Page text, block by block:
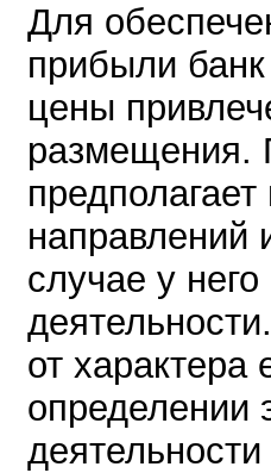
Для
прибыли
цены
размещения.
направлений
случае у
от характера
определении